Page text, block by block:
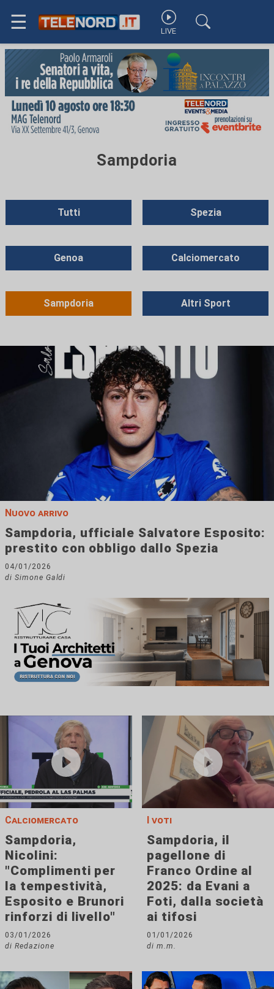
☰ LIVE
Sampdoria
Tutti
Genoa
Sampdoria
Spezia
Calciomercato
Altri Sport
Nuovo arrivo
Sampdoria, ufficiale Salvatore Esposito:
prestito con obbligo dallo Spezia
04/01/2026
di Simone Galdi
Calciomercato
Sampdoria,
Nicolini:
"Complimenti per
la tempestività,
Esposito e Brunori
rinforzi di livello"
03/01/2026
di Redazione
I voti
Sampdoria, il
pagellone di
Franco Ordine al
2025: da Evani a
Foti, dalla società
ai tifosi
01/01/2026
di m.m.